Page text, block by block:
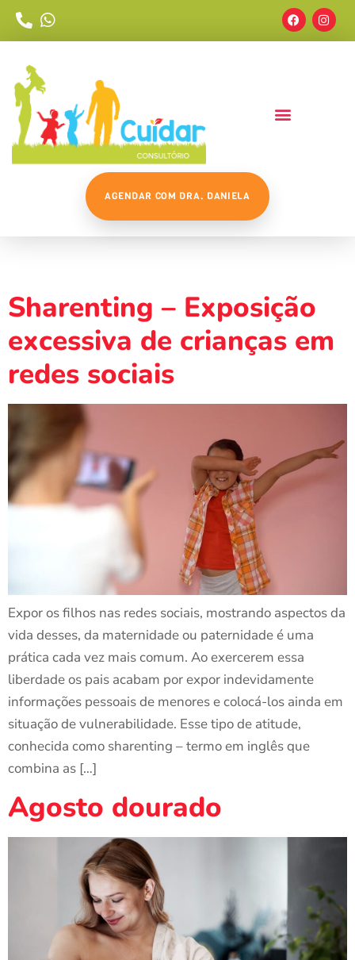
AGENDAR COM DRA. DANIELA
Sharenting – Exposição
excessiva de crianças em
redes sociais
Expor os filhos nas redes sociais, mostrando aspectos da
vida desses, da maternidade ou paternidade é uma
prática cada vez mais comum. Ao exercerem essa
liberdade os pais acabam por expor indevidamente
informações pessoais de menores e colocá-los ainda em
situação de vulnerabilidade. Esse tipo de atitude,
conhecida como sharenting – termo em inglês que
combina as […]
Agosto dourado